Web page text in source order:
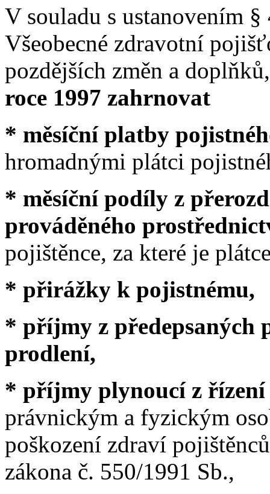
V souladu s ustanovením
Všeobecné zdravotní
pozdějších změn a
roce 1997 zahrnovat
* měsíční platby
hromadnými plátci
* měsíční podíly z
prováděného
pojištěnce, za které je
* přirážky k pojistnému,
* příjmy z předepsaných
prodlení,
* příjmy plynoucí z
právnickým a fyzickým
poškození zdraví
zákona č. 550/1991 Sb.,